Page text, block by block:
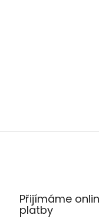
Přijímáme
platby